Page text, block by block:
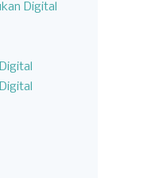
Digital